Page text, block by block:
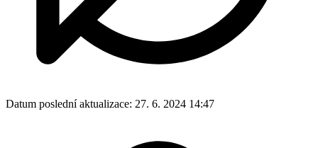
Datum poslední aktualizace: 27. 6. 2024 14:47